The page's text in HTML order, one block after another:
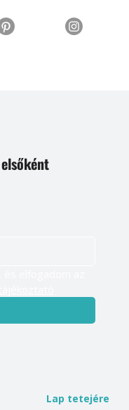
Lap tetejére